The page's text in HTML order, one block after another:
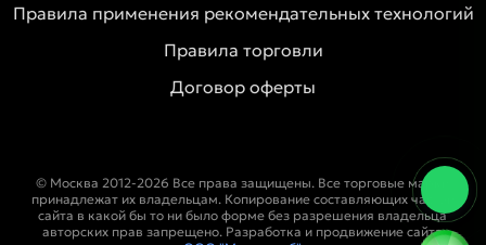
Правила применения рекомендательных технологий
Правила торговли
Договор оферты
© Москва 2012-2026 Все права защищены. Все торговые марки
принадлежат их владельцам. Копирование составляющих частей
сайта в какой бы то ни было форме без разрешения владельца
авторских прав запрещено. Разработка и продвижение сайта